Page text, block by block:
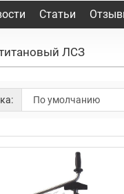
Статьи
ЛСЗ